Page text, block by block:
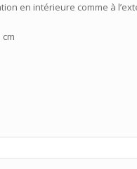
en intérieure comme à